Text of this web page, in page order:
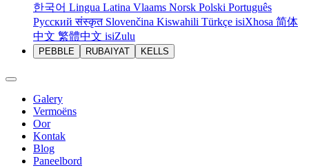
한국어 Lingua Latina Vlaams Norsk Polski Português
Русскийसंस्कृत Slovenčina Kiswahili Türkçe isiXhosa 简体
中文 繁體中文 isiZulu
PEBBLE RUBAIYAT KELLS
Galery
Vermoëns
Oor
Kontak
Blog
Paneelbord